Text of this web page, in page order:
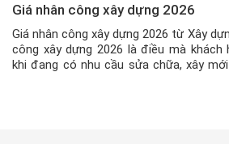
Giá nhân công xây dựng 2026
Giá nhân công xây dựng 2026 từ Xây
công xây dựng 2026 là điều mà khách
khi đang có nhu cầu sửa chữa, xây